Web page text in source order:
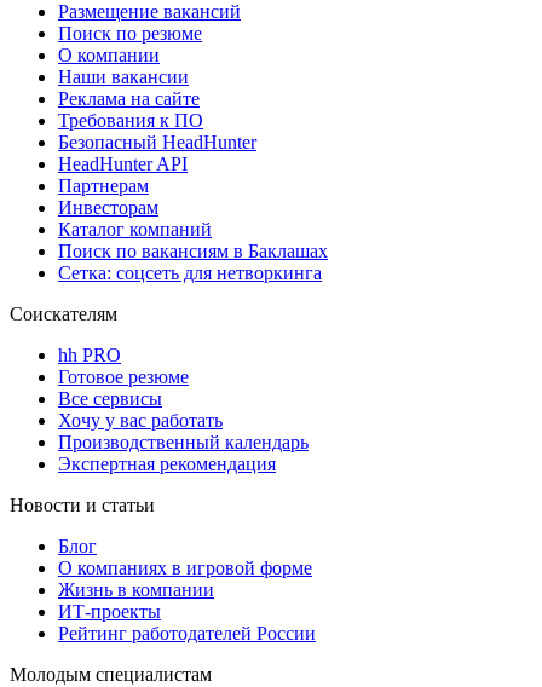
Размещение вакансий
Поиск по резюме
О компании
Наши вакансии
Реклама на сайте
Требования к ПО
Безопасный HeadHunter
HeadHunter API
Партнерам
Инвесторам
Каталог компаний
Поиск по вакансиям в Баклашах
Сетка: соцсеть для нетворкинга
Соискателям
hh PRO
Готовое резюме
Все сервисы
Хочу у вас работать
Производственный календарь
Экспертная рекомендация
Новости и статьи
Блог
О компаниях в игровой форме
Жизнь в компании
ИТ-проекты
Рейтинг работодателей России
Молодым специалистам